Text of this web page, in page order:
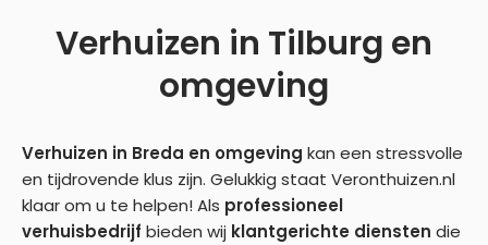
Verhuizen in Tilburg en
omgeving
Verhuizen in Breda en omgeving kan een stressvolle
en tijdrovende klus zijn. Gelukkig staat Veronthuizen.nl
klaar om u te helpen! Als professioneel
verhuisbedrijf bieden wij klantgerichte diensten die